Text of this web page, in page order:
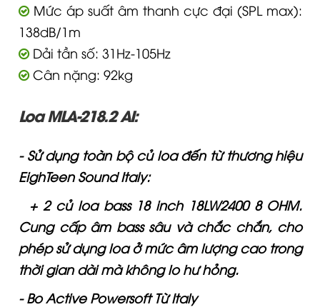
Mức áp suất âm thanh cực đại (SPL max):
138dB/1m
Dải tần số: 31Hz-105Hz
Cân nặng: 92kg
Loa MLA-218.2 AI:
- Sử dụng toàn bộ củ loa đến từ thương hiệu
EighTeen Sound Italy:
+ 2 củ loa bass 18 inch 18LW2400 8 OHM.
Cung cấp âm bass sâu và chắc chắn, cho
phép sử dụng loa ở mức âm lượng cao trong
thời gian dài mà không lo hư hỏng.
- Bo Active Powersoft Từ Italy